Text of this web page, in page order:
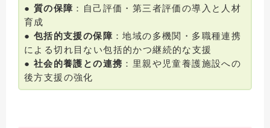
● 質の保障 ：自己評価・第三者評価の導入と人材
育成
● 包括的支援の保障 ：地域の多機関・多職種連携
による切れ目ない包括的かつ継続的な支援
● 社会的養護との連携 ：里親や児童養護施設への
後方支援の強化